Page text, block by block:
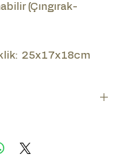
(Çıngırak-
25x17x18cm